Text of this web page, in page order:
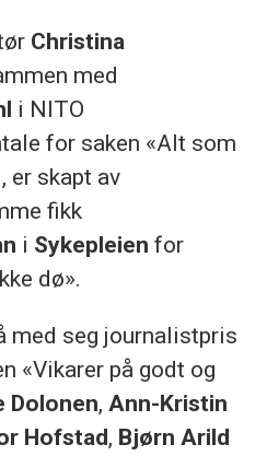
Christina
med
i NITO
for saken «Alt som
er skapt av
fikk
i Sykepleien for
dø».
med seg journalistpris
«Vikarer på godt og
Dolonen, Ann-Kristin
Hofstad, Bjørn Arild